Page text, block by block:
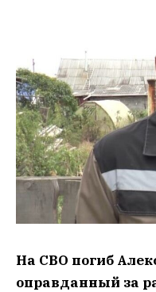
На СВО погиб
оправданный за